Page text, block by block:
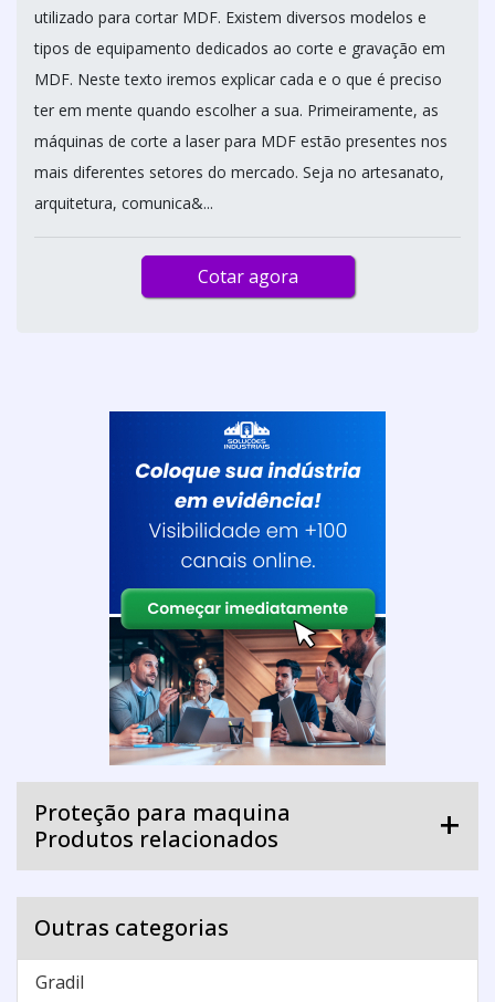
utilizado para cortar MDF. Existem diversos modelos e
tipos de equipamento dedicados ao corte e gravação em
MDF. Neste texto iremos explicar cada e o que é preciso
ter em mente quando escolher a sua. Primeiramente, as
máquinas de corte a laser para MDF estão presentes nos
mais diferentes setores do mercado. Seja no artesanato,
arquitetura, comunica&...
Cotar agora
Proteção para maquina
Produtos relacionados
Outras categorias
Gradil